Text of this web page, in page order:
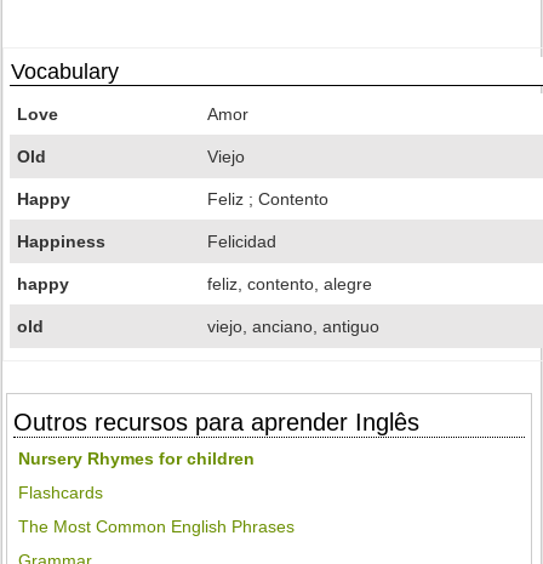
Vocabulary
Love Amor
Old Viejo
Happy Feliz ; Contento
Happiness Felicidad
happy feliz, contento, alegre
old viejo, anciano, antiguo
Outros recursos para aprender Inglês
Nursery Rhymes for children
Flashcards
The Most Common English Phrases